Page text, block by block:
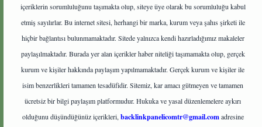
içeriklerin sorumluluğunu taşımakta olup, siteye üye olarak bu sorumluluğu kabul
etmiş sayılırlar. Bu internet sitesi, herhangi bir marka, kurum veya şahıs şirketi ile
hiçbir bağlantısı bulunmamaktadır. Sitede yalnızca kendi hazırladığımız makaleler
paylaşılmaktadır. Burada yer alan içerikler haber niteliği taşımamakta olup, gerçek
kurum ve kişiler hakkında paylaşım yapılmamaktadır. Gerçek kurum ve kişiler ile
isim benzerlikleri tamamen tesadüfidir. Sitemiz, kar amacı gütmeyen ve tamamen
ücretsiz bir bilgi paylaşım platformudur. Hukuka ve yasal düzenlemelere aykırı
olduğunu düşündüğünüz içerikleri, backlinkpanelicomtr@gmail.comadresine